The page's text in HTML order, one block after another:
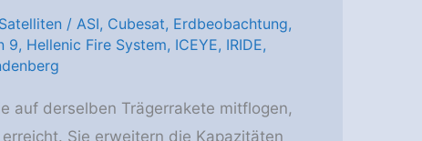
Satelliten / ASI, Cubesat, Erdbeobachtung,
9, Hellenic Fire System, ICEYE, IRIDE,
auf derselben Trägerrakete mitflogen,
Sie erweitern die Kapazitäten